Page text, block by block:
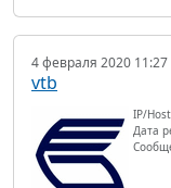
4 февраля 2020 11:27
vtb
IP/
Дата